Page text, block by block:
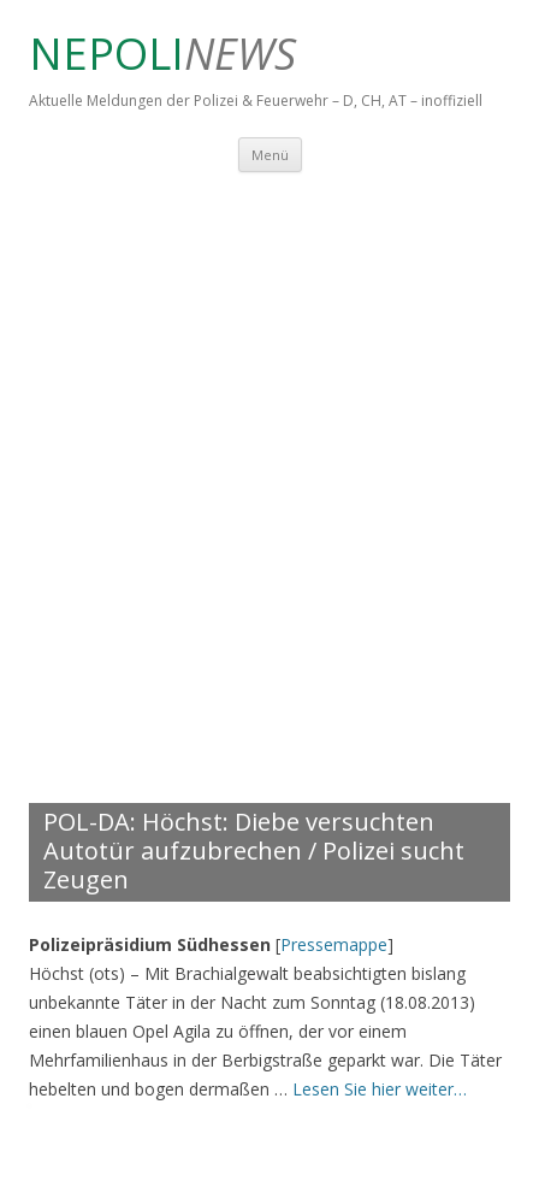
NEPOLINEWS
Aktuelle Meldungen der Polizei & Feuerwehr – D, CH, AT – inoffiziell
Menü Springe zum Inhalt
POL-DA: Höchst: Diebe versuchten
Autotür aufzubrechen / Polizei sucht
Zeugen
Polizeipräsidium Südhessen [Pressemappe]
Höchst (ots) – Mit Brachialgewalt beabsichtigten bislang
unbekannte Täter in der Nacht zum Sonntag (18.08.2013)
einen blauen Opel Agila zu öffnen, der vor einem
Mehrfamilienhaus in der Berbigstraße geparkt war. Die Täter
hebelten und bogen dermaßen … Lesen Sie hier weiter…